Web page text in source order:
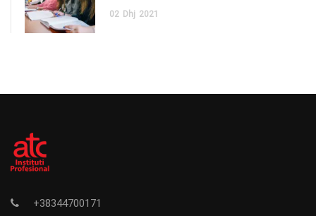
02 Dhj 2021
+38344700171